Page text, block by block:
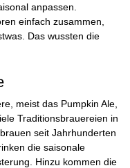
anpassen.
einfach zusammen,
Das wussten die
meist das Pumpkin Ale,
Traditionsbrauereien in
seit Jahrhunderten
die saisonale
Hinzu kommen die